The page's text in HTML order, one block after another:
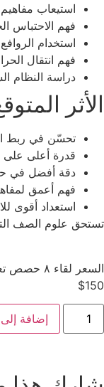
استيعاب مفاهيم
فهم الاحتباس
استخدام
فهم انتقال
دراسة النظام
الأثر
تحسّن في ربط
قدرة أعلى على
دقة أفضل في حل
فهم أعمق
استعداد أقوى
تستحق علوم الصف
السعر لقاء ٨ حصص تعليمية شهرياً
$150
إضافة